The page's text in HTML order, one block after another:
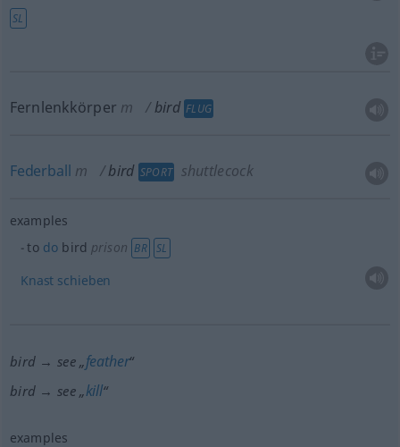
SL
Fernlenkkörper m bird FLUG
Federball m bird SPORT shuttlecock
examples
to do bird prison BR SL
Knast schieben
bird → see „feather“
bird → see „kill“
examples